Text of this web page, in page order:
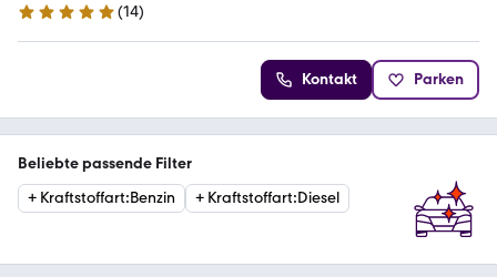
5 Sterne
(14)
Kontakt Parken
Beliebte passende Filter
+ Kraftstoffart:Benzin + Kraftstoffart:Diesel